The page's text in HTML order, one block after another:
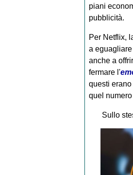
piani
pubblicità.
Per Netflix,
a
anche a
fermare l'
questi
quel
Sullo